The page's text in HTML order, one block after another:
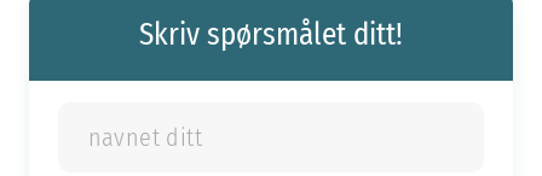
Skriv spørsmålet ditt!